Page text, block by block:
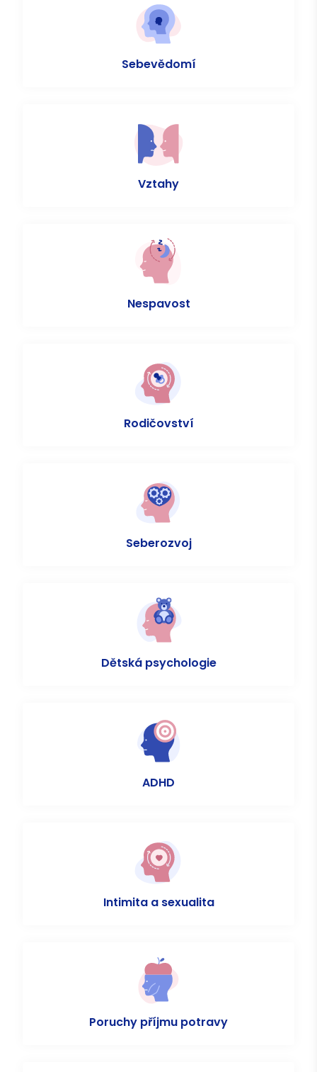
Sebevědomí
Vztahy
Nespavost
Rodičovství
Seberozvoj
Dětská psychologie
ADHD
Intimita a sexualita
Poruchy příjmu potravy